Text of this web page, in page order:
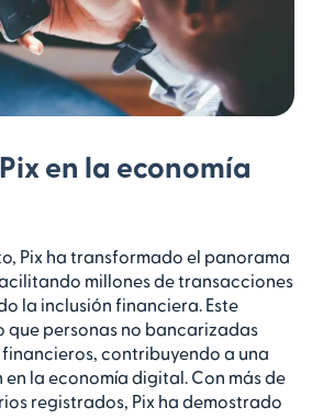
en la economía
Pix ha transformado el panorama
millones de transacciones
la inclusión financiera. Este
que personas no bancarizadas
contribuyendo a una
la economía digital. Con más de
registrados, Pix ha demostrado